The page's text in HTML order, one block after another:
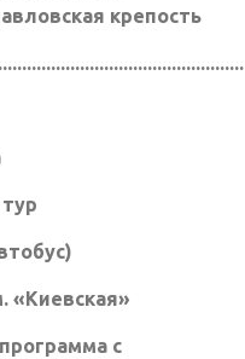
крепость
«Киевская»
с